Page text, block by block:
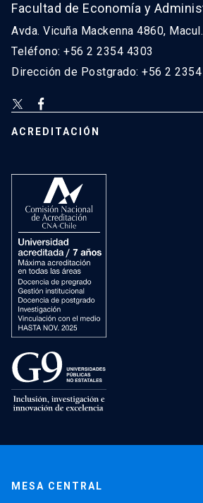
Facultad de Economía y
Avda. Vicuña Mackenna 4860,
Teléfono: +56 2 2354 4303
Dirección de Postgrado: +56 2
ACREDITACIÓN
MESA CENTRAL